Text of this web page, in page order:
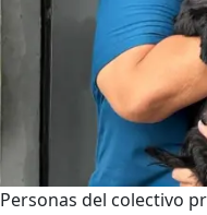
Personas del colectivo